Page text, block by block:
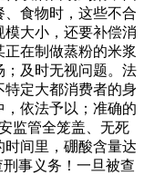
食物时，这些不合
大小，还要补偿消
在制做蒸粉的米浆
；及时无视问题。法
特定大都消费者的身
依法予以；准确的
监管全笼盖、无死
间里，硼酸含量达
事义务！一旦被查